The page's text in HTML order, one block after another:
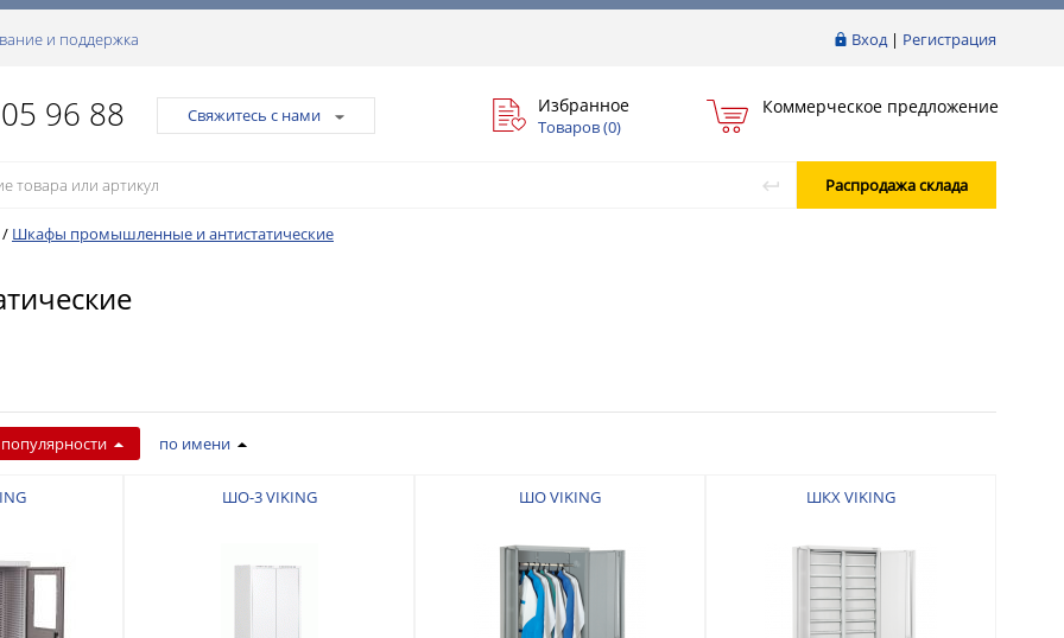
Вход| Регистрация
и поддержка
96 88 Свяжитесь с нами Избранное
Товаров (0)
Коммерческое предложение
Распродажа склада
/ Шкафы промышленные и антистатические
по имени
ШО-3 VIKING ШО VIKING ШКX VIKING